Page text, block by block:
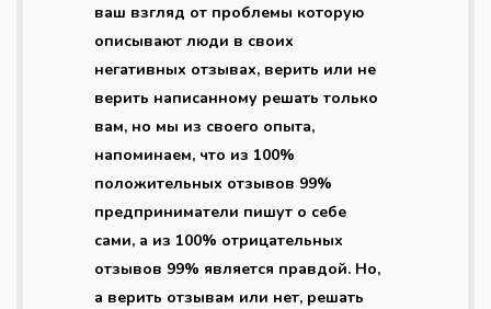
ваш взгляд от проблемы которую
описывают люди в своих
негативных отзывах, верить или не
верить написанному решать только
вам, но мы из своего опыта,
напоминаем, что из 100%
положительных отзывов 99%
предприниматели пишут о себе
сами, а из 100% отрицательных
отзывов 99% является правдой. Но,
а верить отзывам или нет, решать